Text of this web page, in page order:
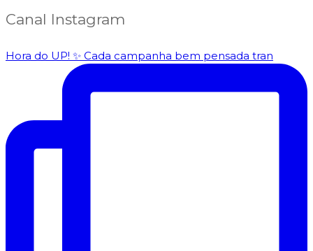
Canal Instagram
Hora do UP! ✨️ Cada campanha bem pensada tran